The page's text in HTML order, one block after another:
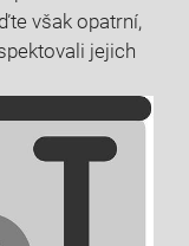
však opatrní,
jejich